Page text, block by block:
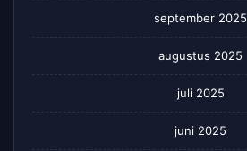
september 2025
augustus 2025
juli 2025
juni 2025